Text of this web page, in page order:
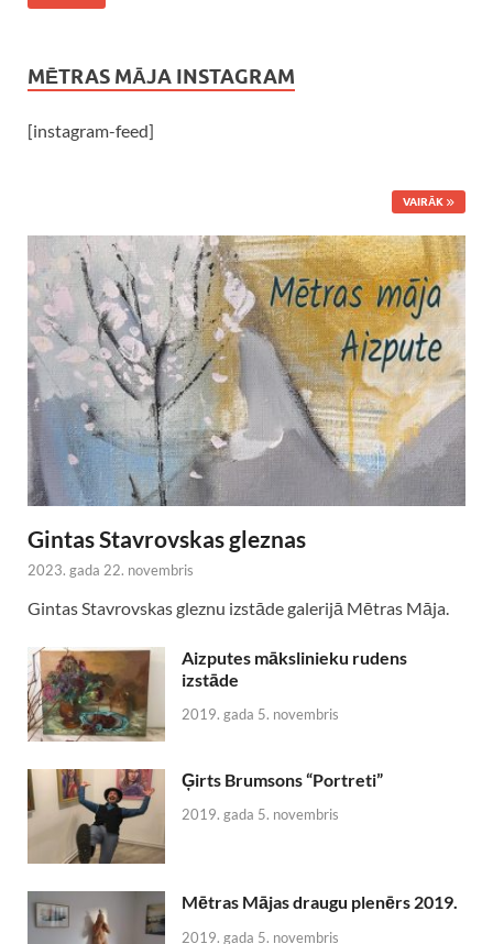
MĒTRAS MĀJA INSTAGRAM
[instagram-feed]
VAIRĀK
Gintas Stavrovskas gleznas
2023. gada 22. novembris
Gintas Stavrovskas gleznu izstāde galerijā Mētras Māja.
Aizputes mākslinieku rudens
izstāde
2019. gada 5. novembris
Ģirts Brumsons “Portreti”
2019. gada 5. novembris
Mētras Mājas draugu plenērs 2019.
2019. gada 5. novembris